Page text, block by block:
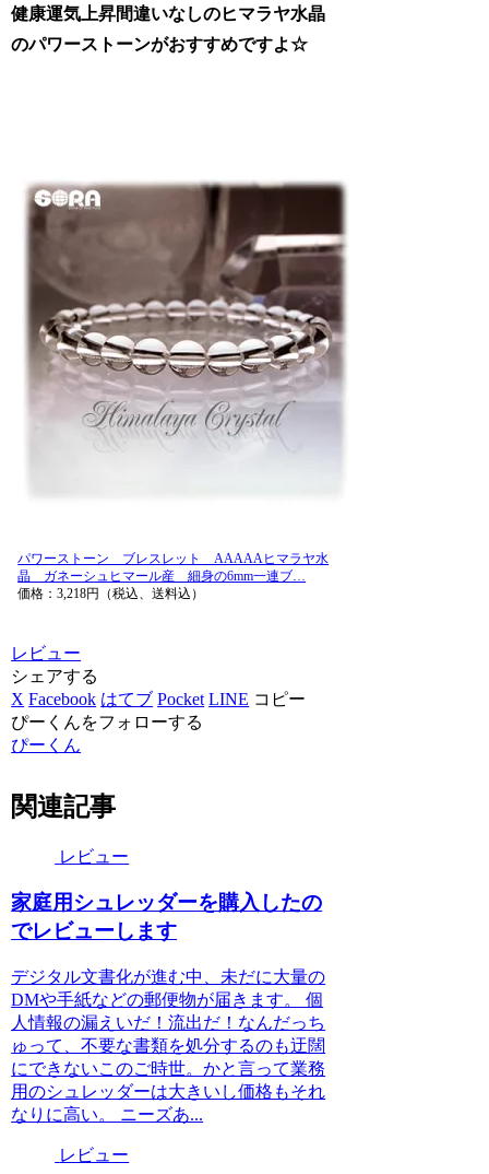
健康運気上昇間違いなしのヒマラヤ水晶
のパワーストーンがおすすめですよ☆
パワーストーン ブレスレット AAAAAヒマラヤ水
晶 ガネーシュヒマール産 細身の6mm一連ブ…
価格：3,218円（税込、送料込）
レビュー
シェアする
X Facebook はてブ Pocket LINE コピー
ぴーくんをフォローする
ぴーくん
関連記事
レビュー
家庭用シュレッダーを購入したの
でレビューします
デジタル文書化が進む中、未だに大量の
DMや手紙などの郵便物が届きます。 個
人情報の漏えいだ！流出だ！なんだっち
ゅって、不要な書類を処分するのも迂闊
にできないこのご時世。かと言って業務
用のシュレッダーは大きいし価格もそれ
なりに高い。 ニーズあ...
レビュー